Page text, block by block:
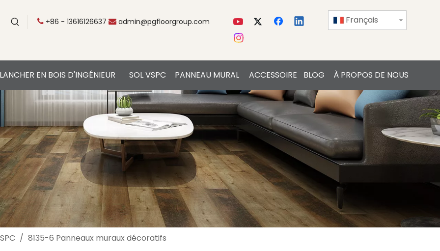
 +86 - 13616126637  admin@pgfloorgroup.com Français
EN BOIS D'INGÉNIEUR SOL VSPC PANNEAU MURAL ACCESSOIRE BLOG À PROPOS DE NOUS
/ 8135-6 Panneaux muraux décoratifs